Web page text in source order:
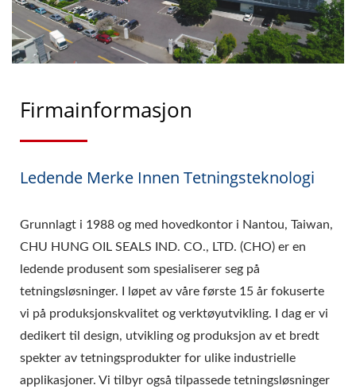
Firmainformasjon
Ledende Merke Innen Tetningsteknologi
Grunnlagt i 1988 og med hovedkontor i Nantou, Taiwan,
CHU HUNG OIL SEALS IND. CO., LTD. (CHO) er en
ledende produsent som spesialiserer seg på
tetningsløsninger. I løpet av våre første 15 år fokuserte
vi på produksjonskvalitet og verktøyutvikling. I dag er vi
dedikert til design, utvikling og produksjon av et bredt
spekter av tetningsprodukter for ulike industrielle
applikasjoner. Vi tilbyr også tilpassede tetningsløsninger